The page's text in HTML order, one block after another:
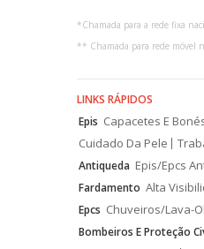
*Chamada para a rede fixa
** Chamada para rede móvel
LINKS RÁPIDOS
Epis Capacetes E
Cuidado Da Pele
Antiqueda Epis/Epcs
Fardamento Alta
Epcs Chuveiros/Lava-
Bombeiros E Proteção